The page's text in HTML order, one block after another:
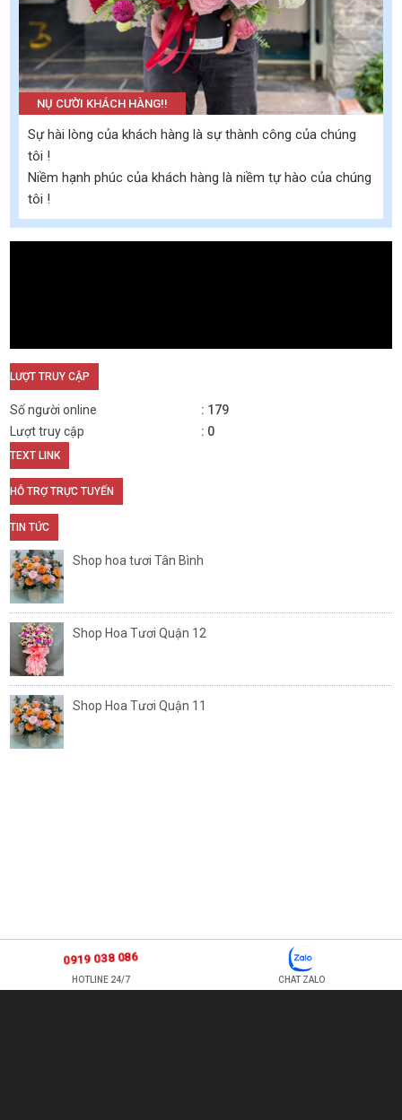
NỤ CƯỜI KHÁCH HÀNG!!
Sự hài lòng của khách hàng là sự thành công của chúng
tôi !
Niềm hạnh phúc của khách hàng là niềm tự hào của chúng
tôi !
LƯỢT TRUY CẬP
Số người online
179
Lượt truy cập
0
TEXT LINK
HỖ TRỢ TRỰC TUYẾN
TIN TỨC
Shop hoa tươi Tân Bình
Shop Hoa Tươi Quận 12
Shop Hoa Tươi Quận 11
0919 038 086
HOTLINE 24/7 CHAT ZALO